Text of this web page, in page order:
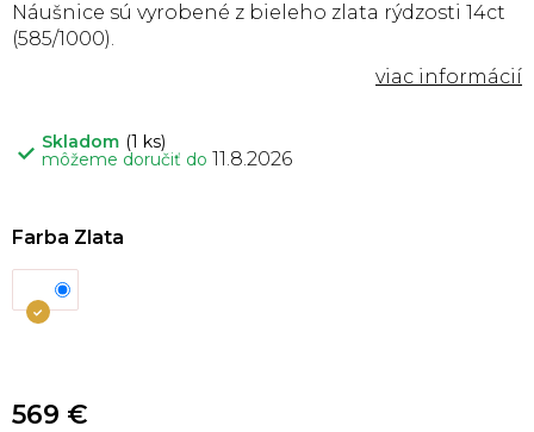
Skladom (1 ks)
môžeme doručiť do 11.8.2026
Farba Zlata
Náušnice sú vyrobené z bieleho zlata rýdzosti 14ct
(585/1000).
569 €